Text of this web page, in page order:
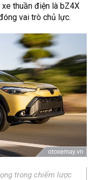
thuần điện là bZ4X
vai trò chủ lực.
trong chiếm lược